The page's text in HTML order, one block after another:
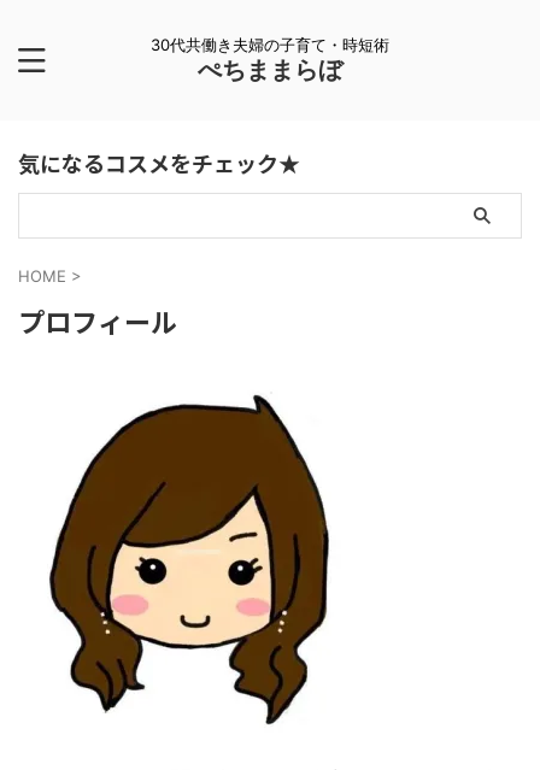
30代共働き夫婦の子育て・時短術
ぺちままらぼ
気になるコスメをチェック★
HOME >
プロフィール